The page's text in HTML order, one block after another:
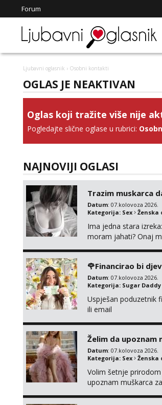
Forum
Ljubavni oglasnik › Osobni kontakti
OGLAS JE NEAKTIVAN
Oglas koji tražite više nije
Pogledajte slične oglase u rubrici:
NAJNOVIJI OGLASI
Trazim muskarca
Datum: 07.kolovoza 2026.
Kategorija: Sex Ženska
Ima jedna stara
moram jahati? Onaj
🌹Financirao bi
Datum: 07.kolovoza 2026.
Kategorija: Sugar Daddy
Uspješan poduzetnik
ili email
Želim da upoznam
Datum: 07.kolovoza 2026.
Kategorija: Sex Ženska
Volim šetnje
upoznam muškarca